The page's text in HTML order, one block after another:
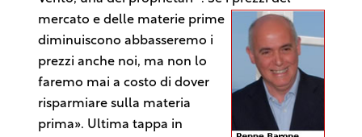
mercato e delle materie prime
diminuiscono abbasseremo i
prezzi anche noi, ma non lo
faremo mai a costo di dover
risparmiare sulla materia
prima». Ultima tappa in